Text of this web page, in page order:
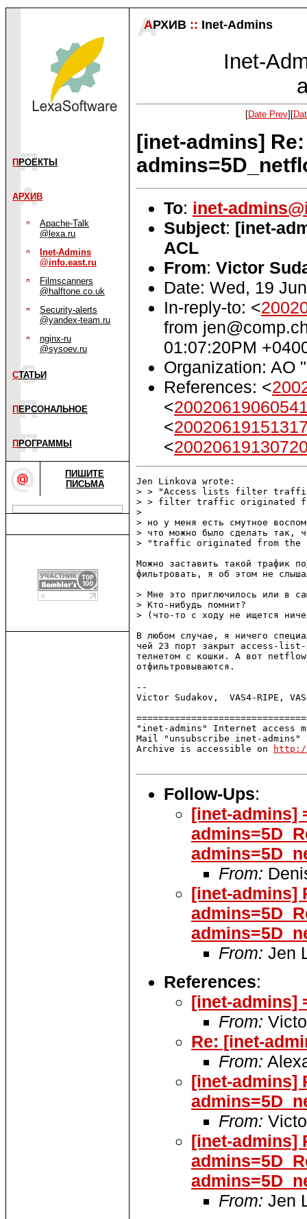
П РОЕКТЫ
АРХИВ
Apache-Talk
@lexa.ru
Inet-Admins
@info.east.ru
Filmscanners
@halftone.co.uk
Security-alerts
@yandex-team.ru
nginx-ru
@sysoev.ru
СТАТЬИ
П ЕРСОНАЛЬНОЕ
П РОГРАММЫ
ПИШИТЕ
ПИСЬМА
АРХИВ :: Inet-Admins
Inet-
[Date Prev][
[inet-admins]
To: inet-
Subject: [inet-
ACL
From: Victor
Date: Wed, 19
In-reply-to: <
from
01:07:20PM
Organization: AO
References: <
<
<
<
Jen Linkova wrote:
> > "Access lists filter traffic
> > filter traffic originated
>
> но у меня есть смутное
> что можно было сделать так,
> "traffic originated from
Можно заставить такой трафик
фильтровать, я об этом не
> Мне это приглючилось или в
> Кто-нибудь помнит?
> (что-то с ходу не ищется
В любом случае, я ничего
чей 23 порт закрыт access-list-
телнетом с кошки. А вот
отфильтровываются.
--
Victor Sudakov,  VAS4-RIPE,
"inet-admins" Internet access
Mail "unsubscribe inet-
Archive is accessible on
Follow-Ups:
[inet-admins]
From:
[inet-admins]
From: Jen
References:
[inet-admins]
From:
Re: [inet-
From:
[inet-admins]
From:
[inet-admins]
From: Jen